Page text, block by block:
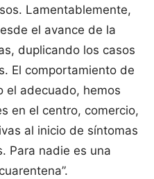
Lamentablemente,
el avance de la
duplicando los casos
El comportamiento de
el adecuado, hemos
en el centro, comercio,
al inicio de síntomas
Para nadie es una